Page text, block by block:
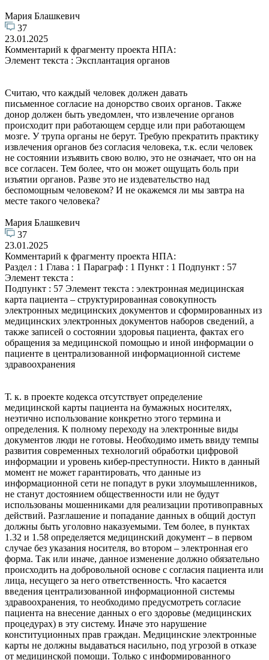
Мария Блашкевич
37
23.01.2025
Комментарий к фрагменту проекта НПА:
Элемент текста : Эксплантация органов
Считаю, что каждый человек должен давать
письменное согласие на донорство своих органов. Также
донор должен быть уведомлен, что извлечение органов
происходит при работающем сердце или при работающем
мозге. У трупа органы не берут. Требую прекратить практику
извлечения органов без согласия человека, т.к. если человек
не состоянии изъявить свою волю, это не означает, что он на
все согласен. Тем более, что он может ощущать боль при
изъятии органов. Разве это не издевательство над
беспомощным человеком? И не окажемся ли мы завтра на
месте такого человека?
Мария Блашкевич
37
23.01.2025
Комментарий к фрагменту проекта НПА:
Раздел : 1 Глава : 1 Параграф : 1 Пункт : 1 Подпункт : 57
Элемент текста :
Подпункт : 57 Элемент текста : электронная медицинская
карта пациента – структурированная совокупность
электронных медицинских документов и сформированных из
медицинских электронных документов наборов сведений, а
также записей о состоянии здоровья пациента, фактах его
обращения за медицинской помощью и иной информации о
пациенте в централизованной информационной системе
здравоохранения
Т. к. в проекте кодекса отсутствует определение
медицинской карты пациента на бумажных носителях,
неэтично использование конкретно этого термина и
определения. К полному переходу на электронные виды
документов люди не готовы. Необходимо иметь ввиду темпы
развития современных технологий обработки цифровой
информации и уровень кибер-преступности. Никто в данный
момент не может гарантировать, что данные из
информационной сети не попадут в руки злоумышленников,
не станут достоянием общественности или не будут
использованы мошенниками для реализации противоправных
действий. Разглашение и попадание данных в общий доступ
должны быть уголовно наказуемыми. Тем более, в пунктах
1.32 и 1.58 определяется медицинский документ – в первом
случае без указания носителя, во втором – электронная его
форма. Так или иначе, данное изменение должно обязательно
происходить на добровольной основе с согласия пациента или
лица, несущего за него ответственность. Что касается
введения централизованной информационной системы
здравоохранения, то необходимо предусмотреть согласие
пациента на внесение данных о его здоровье (медицинских
процедурах) в эту систему. Иначе это нарушение
конституционных прав граждан. Медицинские электронные
карты не должны выдаваться насильно, под угрозой в отказе
от медицинской помощи. Только с информированного